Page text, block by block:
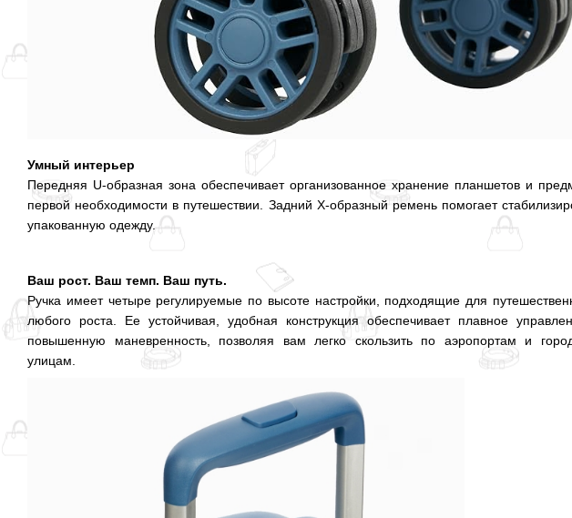
Умный интерьер
Передняя U-образная зона обеспечивает организованное хранение планшетов и
первой необходимости в путешествии. Задний X-образный ремень помогает
упакованную одежду.
Ваш рост. Ваш темп. Ваш путь.
Ручка имеет четыре регулируемые по высоте настройки, подходящие для
любого роста. Ее устойчивая, удобная конструкция обеспечивает плавное
повышенную маневренность, позволяя вам легко скользить по аэропортам и
улицам.